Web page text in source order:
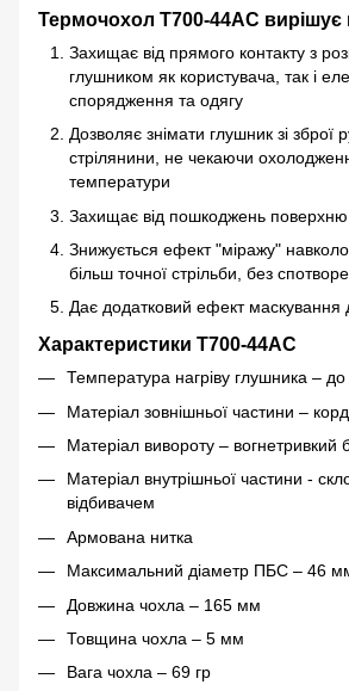
Термочохол Т700-44AC вирішує
Захищає від прямого контакту з
глушником як користувача, так і
спорядження та одягу
Дозволяє знімати глушник зі зброї
стрілянини, не чекаючи
температури
Захищає від пошкоджень
Знижується ефект "міражу"
більш точної стрільби, без
Дає додатковий ефект маскування
Характеристики Т700-44AC
Температура нагріву глушника – до
Матеріал зовнішньої частини –
Матеріал вивороту – вогнетривкий
Матеріал внутрішньої частини -
відбивачем
Армована нитка
Максимальний діаметр ПБС – 46
Довжина чохла – 165 мм
Товщина чохла – 5 мм
Вага чохла – 69 гр